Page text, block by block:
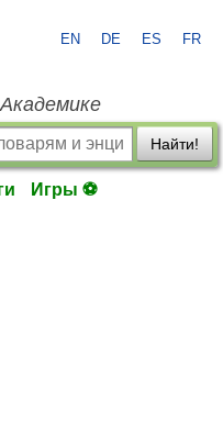
EN DE ES FR
Найти!
Игры ⚽